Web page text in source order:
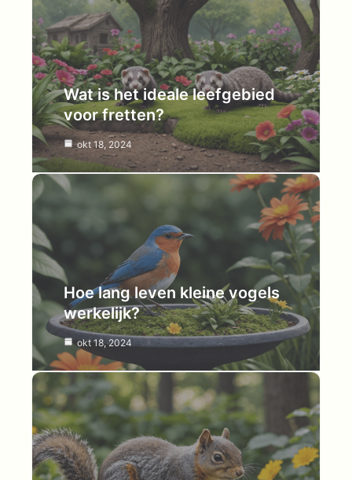
Wat is het ideale leefgebied
voor fretten?
okt 18, 2024
Hoe lang leven kleine vogels
werkelijk?
okt 18, 2024